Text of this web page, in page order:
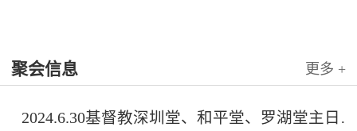
聚会信息 更多 +
2024.6.30基督教深圳堂、和平堂、罗湖堂主日崇拜信息